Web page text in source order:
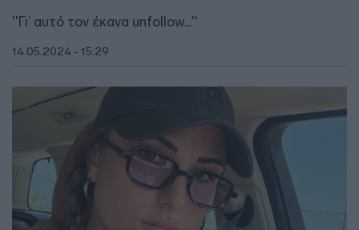
''Γι’ αυτό τον έκανα unfollow...''
14.05.2024 - 15:29